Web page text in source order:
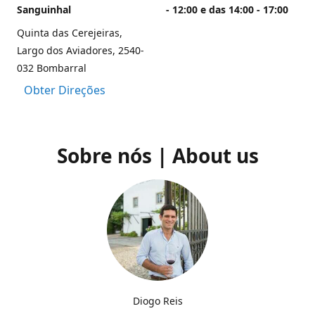
Sanguinhal
Quinta das Cerejeiras,
Largo dos Aviadores, 2540-
032 Bombarral
Obter Direções
- 12:00 e das 14:00 - 17:00
Sobre nós | About us
Diogo Reis